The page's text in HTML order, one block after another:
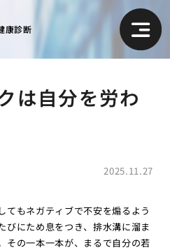
康診断
は自分を労わ
2025.11.27
てもネガティブで不安を煽るよう
びにため息をつき、排水溝に溜ま
その一本一本が、まるで自分の若